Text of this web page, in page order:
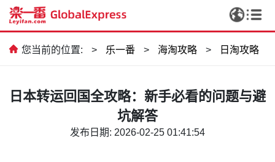
您当前的位置: > 乐一番 > 海淘攻略 > 日淘攻略
日本转运回国全攻略：新手必看的问题与避
坑解答
发布日期: 2026-02-25 01:41:54